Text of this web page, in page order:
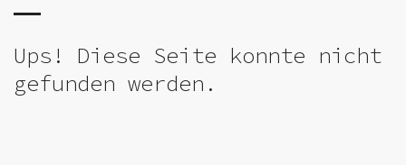
Ups! Diese Seite konnte nicht
gefunden werden.